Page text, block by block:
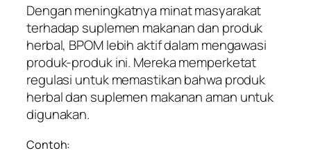
Dengan meningkatnya minat masyarakat
terhadap suplemen makanan dan produk
herbal, BPOM lebih aktif dalam mengawasi
produk-produk ini. Mereka memperketat
regulasi untuk memastikan bahwa produk
herbal dan suplemen makanan aman untuk
digunakan.
Contoh: